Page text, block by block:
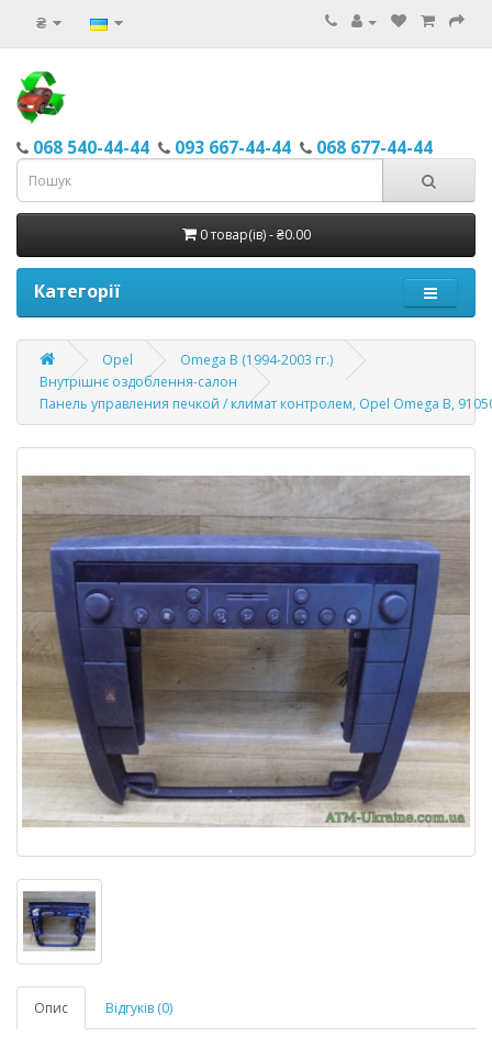
₴
068 540-44-44 093 667-44-44 068 677-44-44
0 товар(ів) - ₴0.00
Категорії
Opel
Omega B (1994-2003 гг.)
Внутрішнє оздоблення-салон
Панель управления печкой / климат контролем, Opel Omega В,
Опис Відгуків (0)